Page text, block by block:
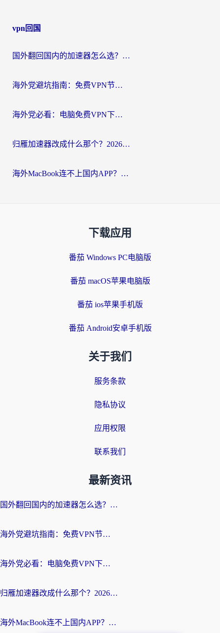
vpn回国
国外翻回国内的加速器怎么选？海外党亲测实用指南，告别地域限制
海外党避坑指南：免费VPN节点真的靠谱吗？教你选对回国加速器无缝访问国内资源
海外党必看：电脑免费VPN下载指南+回国加速器选择全攻略，告别地区限制
归雁加速器改成什么那个？2026海外党回国加速全攻略：告别地区限制，轻松刷剧玩游戏
海外MacBook连不上国内APP？选对回国VPN，告别地区限制的烦恼
下载应用
番茄 Windows PC电脑版
番茄 macOS苹果电脑版
番茄 ios苹果手机版
番茄 Android安卓手机版
关于我们
服务条款
隐私协议
应用权限
联系我们
最新资讯
国外翻回国内的加速器怎么选？海外党亲测实用指南，告别地域限制
海外党避坑指南：免费VPN节点真的靠谱吗？教你选对回国加速器无缝访问国内资源
海外党必看：电脑免费VPN下载指南+回国加速器选择全攻略，告别地区限制
归雁加速器改成什么那个？2026海外党回国加速全攻略：告别地区限制，轻松刷剧玩游戏
海外MacBook连不上国内APP？选对回国VPN，告别地区限制的烦恼